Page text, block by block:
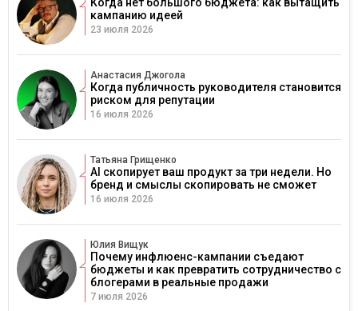
кампанию идеей
23 июля 2026
Анастасия Джогола
Когда публичность руководителя становится
риском для репутации
16 июля 2026
Татьяна Грищенко
AI скопирует ваш продукт за три недели. Но
бренд и смыслы скопировать не сможет
16 июля 2026
Юлия Вищук
Почему инфлюенс-кампании съедают
бюджеты и как превратить сотрудничество с
блогерами в реальные продажи
7 июля 2026